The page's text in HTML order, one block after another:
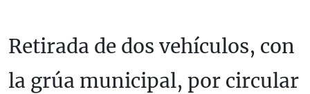
Retirada de dos vehículos, con
la grúa municipal, por circular